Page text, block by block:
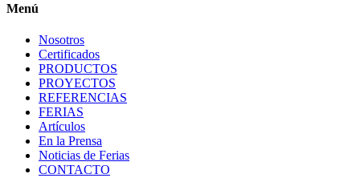
Menú
Nosotros
Certificados
PRODUCTOS
PROYECTOS
REFERENCIAS
FERIAS
Artículos
En la Prensa
Noticias de Ferias
CONTACTO